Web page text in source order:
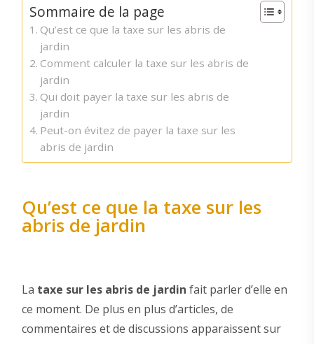
Sommaire de la page
Qu’est ce que la taxe sur les abris de
jardin
Comment calculer la taxe sur les abris de
jardin
Qui doit payer la taxe sur les abris de
jardin
Peut-on évitez de payer la taxe sur les
abris de jardin
Qu’est ce que la taxe sur les
abris de jardin
La taxe sur les abris de jardin fait parler d’elle en
ce moment. De plus en plus d’articles, de
commentaires et de discussions apparaissent sur